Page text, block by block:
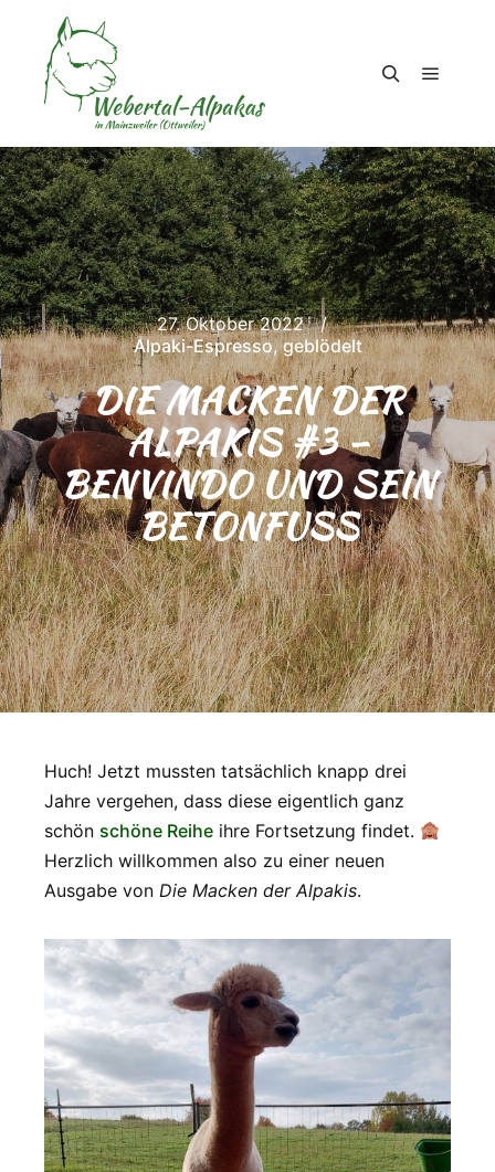
27. Oktober 2022
Alpaki-Espresso,geblödelt
DIE MACKEN DER
ALPAKIS #3 –
BENVINDO UND SEIN
BETONFUSS
Huch! Jetzt mussten tatsächlich knapp drei
Jahre vergehen, dass diese eigentlich ganz
schön schöne Reihe ihre Fortsetzung findet.
Herzlich willkommen also zu einer neuen
Ausgabe von Die Macken der Alpakis.